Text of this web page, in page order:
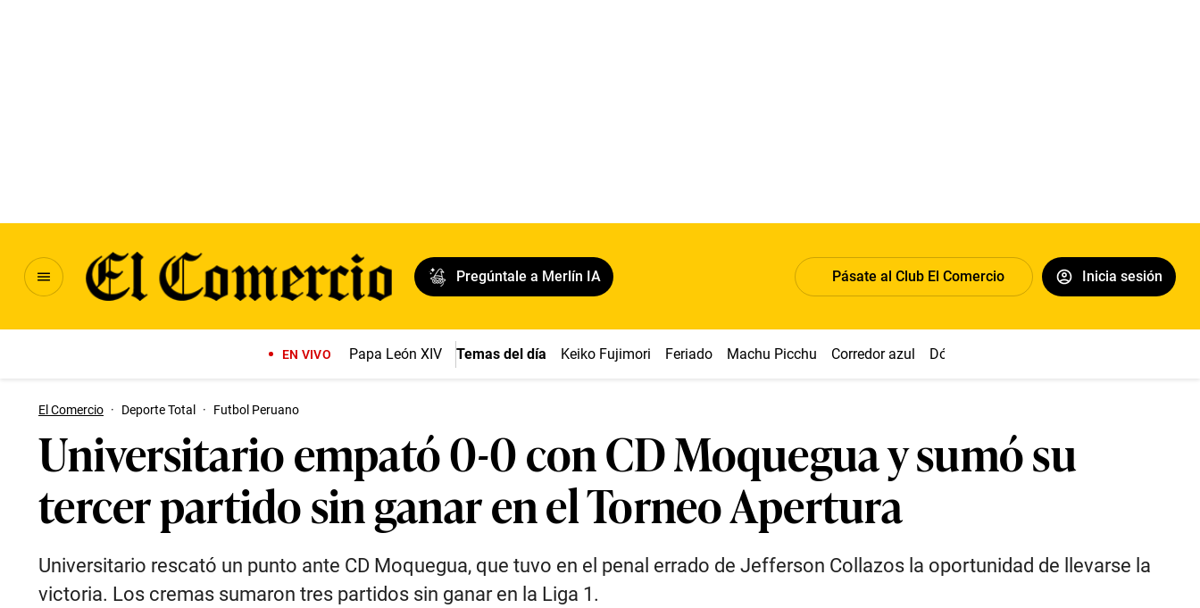
Pregúntale a Merlín IA Pásate al Club El Comercio Inicia sesión
EN VIVO Papa León XIV Temas del día Keiko Fujimori Feriado Machu Picchu Corredor azul Dólar
El Comercio · Deporte Total · Futbol Peruano
Universitario empató 0-0 con CD Moquegua y sumó su
tercer partido sin ganar en el Torneo Apertura
Universitario rescató un punto ante CD Moquegua, que tuvo en el penal errado de Jefferson Collazos la oportunidad de llevarse la
victoria. Los cremas sumaron tres partidos sin ganar en la Liga 1.